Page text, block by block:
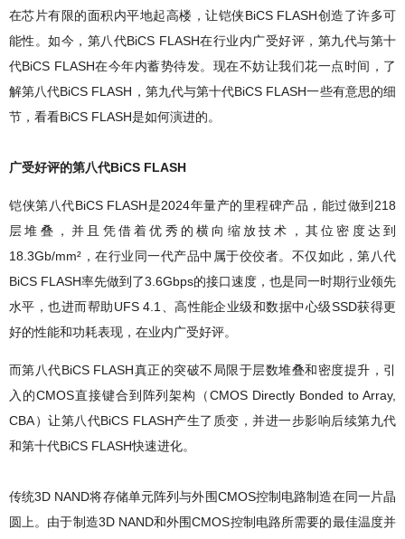
在芯片有限的面积内平地起高楼，让铠侠BiCS FLASH创造了许多可
能性。如今，第八代BiCS FLASH在行业内广受好评，第九代与第十
代BiCS FLASH在今年内蓄势待发。现在不妨让我们花一点时间，了
解第八代BiCS FLASH，第九代与第十代BiCS FLASH一些有意思的细
节，看看BiCS FLASH是如何演进的。
广受好评的第八代BiCS FLASH
铠侠第八代BiCS FLASH是2024年量产的里程碑产品，能过做到218
层堆叠，并且凭借着优秀的横向缩放技术，其位密度达到
18.3Gb/mm²，在行业同一代产品中属于佼佼者。不仅如此，第八代
BiCS FLASH率先做到了3.6Gbps的接口速度，也是同一时期行业领先
水平，也进而帮助UFS 4.1、高性能企业级和数据中心级SSD获得更
好的性能和功耗表现，在业内广受好评。
而第八代BiCS FLASH真正的突破不局限于层数堆叠和密度提升，引
入的CMOS直接键合到阵列架构（CMOS Directly Bonded to Array,
CBA）让第八代BiCS FLASH产生了质变，并进一步影响后续第九代
和第十代BiCS FLASH快速进化。
传统3D NAND将存储单元阵列与外围CMOS控制电路制造在同一片晶
圆上。由于制造3D NAND和外围CMOS控制电路所需要的最佳温度并